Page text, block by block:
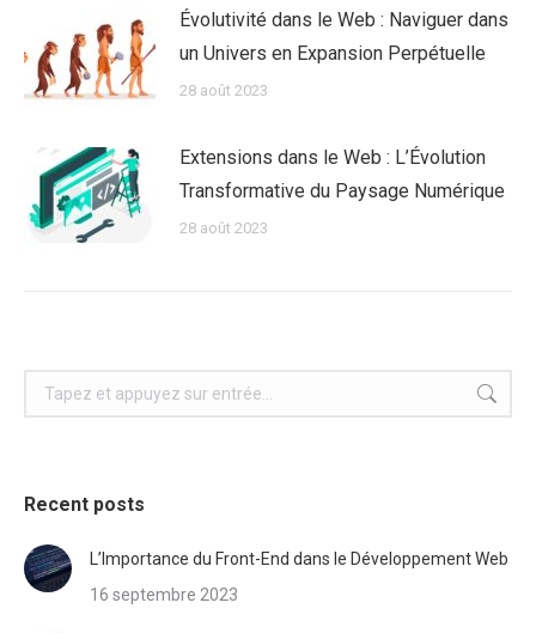
Évolutivité dans le Web : Naviguer dans
un Univers en Expansion Perpétuelle
28 août 2023
Extensions dans le Web : L’Évolution
Transformative du Paysage Numérique
28 août 2023
Recherche
Recent posts
L’Importance du Front-End dans le Développement Web
16 septembre 2023